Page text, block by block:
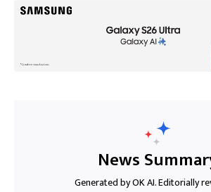
News
Generated by OK AI. Editorially